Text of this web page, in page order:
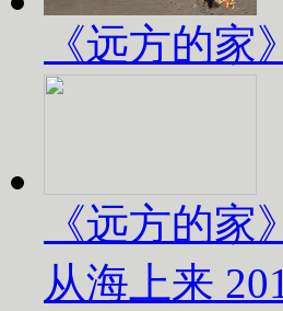
《远方的
《远方的
从海上来